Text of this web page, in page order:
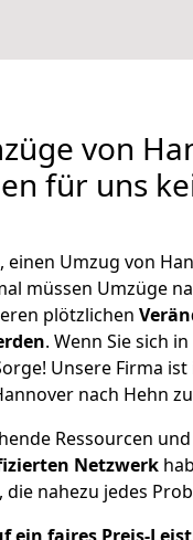
von
für uns
Umzug von
müssen Umzüge
plötzlichen
. Wenn Sie sich
Unsere Firma ist
nach Hehn
Ressourcen
Netzwerk
nahezu jedes